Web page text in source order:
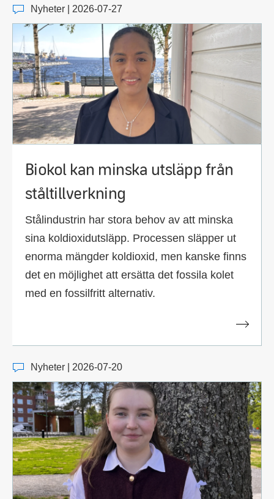
Nyheter | 2026-07-27
Biokol kan minska utsläpp från
ståltillverkning
Stålindustrin har stora behov av att minska
sina koldioxidutsläpp. Processen släpper ut
enorma mängder koldioxid, men kanske finns
det en möjlighet att ersätta det fossila kolet
med en fossilfritt alternativ.
Nyheter | 2026-07-20